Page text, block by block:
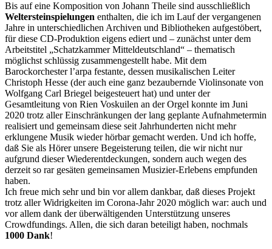
Bis auf eine Komposition von Johann Theile sind ausschließlich
Weltersteinspielungen enthalten, die ich im Lauf der vergangenen
Jahre in unterschiedlichen Archiven und Bibliotheken aufgestöbert,
für diese CD-Produktion eigens ediert und – zunächst unter dem
Arbeitstitel „Schatzkammer Mitteldeutschland“ – thematisch
möglichst schlüssig zusammengestellt habe. Mit dem
Barockorchester l’arpa festante, dessen musikalischen Leiter
Christoph Hesse (der auch eine ganz bezaubernde Violinsonate von
Wolfgang Carl Briegel beigesteuert hat) und unter der
Gesamtleitung von Rien Voskuilen an der Orgel konnte im Juni
2020 trotz aller Einschränkungen der lang geplante Aufnahmetermin
realisiert und gemeinsam diese seit Jahrhunderten nicht mehr
erklungene Musik wieder hörbar gemacht werden. Und ich hoffe,
daß Sie als Hörer unsere Begeisterung teilen, die wir nicht nur
aufgrund dieser Wiederentdeckungen, sondern auch wegen des
derzeit so rar gesäten gemeinsamen Musizier-Erlebens empfunden
haben.
Ich freue mich sehr und bin vor allem dankbar, daß dieses Projekt
trotz aller Widrigkeiten im Corona-Jahr 2020 möglich war: auch und
vor allem dank der überwältigenden Unterstützung unseres
Crowdfundings. Allen, die sich daran beteiligt haben, nochmals
1000 Dank!